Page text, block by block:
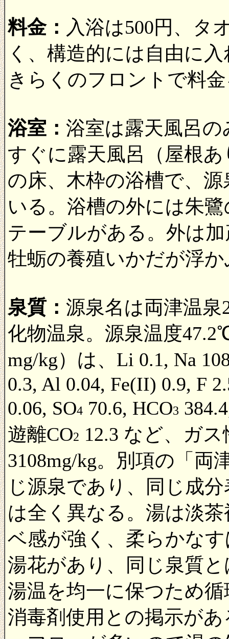
料金： 入浴は500円、タ
く、構造的には自由に
きらくのフロントで料
浴室： 浴室は露天風呂
すぐに露天風呂（屋根
の床、木枠の浴槽で、
いる。浴槽の外には朱
テーブルがある。外は
牡蛎の養殖いかだが浮
泉質： 源泉名は両津温
化物温泉。源泉温度
mg/kg）は、Li 0.1, Na
0.3, Al 0.04, Fe(II) 0.9, F
0.06, SO4 70.6, HCO3
遊離CO2 12.3 など、ガ
3108mg/kg。別項の「両
じ源泉であり、同じ成
は全く異なる。湯は淡
ベ感が強く、柔らかな
湯花があり、同じ泉質
湯温を均一に保つため
消毒剤使用との掲示が